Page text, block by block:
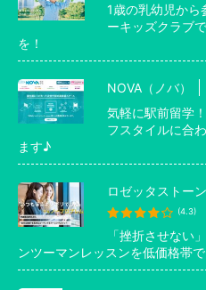
1歳の乳幼児から
ーキッズクラブ
を！
NOVA（ノバ）
気軽に駅前留学
フスタイルに合
ます♪
ロゼッタストー
(4.3)
「挫折させない
ンツーマンレッスンを低価格帯で